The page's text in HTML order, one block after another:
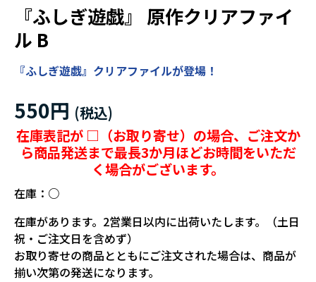
『ふしぎ遊戯』 原作クリアファイ
ル B
『ふしぎ遊戯』クリアファイルが登場！
550円
在庫表記が □（お取り寄せ）の場合、ご注文か
ら商品発送まで最長3か月ほどお時間をいただ
く場合がございます。
在庫： ○
在庫があります。2営業日以内に出荷いたします。（土日
祝・ご注文日を含めず）
お取り寄せの商品とともにご注文された場合は、商品が
揃い次第の発送になります。